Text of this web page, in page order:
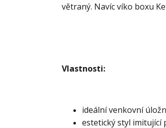
větraný. Navíc víko boxu
Vlastnosti:
ideální venkovní
estetický styl imitující